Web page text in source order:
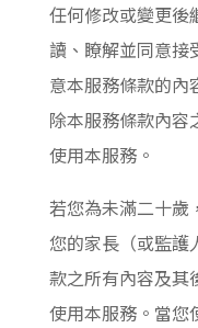
任何修改或變更後
讀、瞭解並同意接
意本服務條款的內
除本服務條款內容
使用本服務。
若您為未滿二十歲
您的家長（或監護
款之所有內容及其
使用本服務。當您